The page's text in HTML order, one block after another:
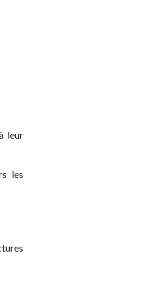
leur
les